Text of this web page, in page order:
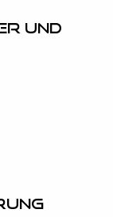
und